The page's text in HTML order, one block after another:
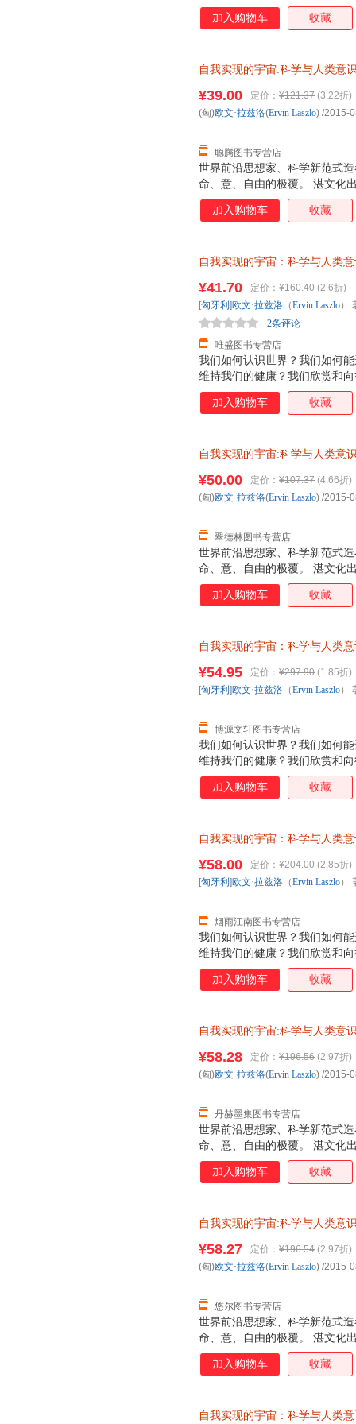
加入购物车 收藏
自我实现的宇宙:科学与人类意
世界前沿思想家、科学新范式
命、意、自由的极覆。 湛文化
¥39.00 定价： ¥121.37 (3.22折)
聪腾图书专营店
(匈)欧文·拉兹洛(Ervin Laszlo) /2015-
加入购物车 收藏
自我实现的宇宙：科学与人类
退换】
我们如何认识世界？我们如何
维持我们的健康？我们欣赏和
由？我们如何奋斗才能获得哲
科学”和创造了科学革命的激
互联系之时，我们发现科学在
改变我们的世界观，并改变我
提供来自于所有生命系统之间
¥41.70 定价： ¥160.40 (2.6折)
唯盛图书专营店
2条评论
[匈牙利 ]欧文·拉兹洛 （Ervin Laszlo）
加入购物车 收藏
自我实现的宇宙:科学与人类意
选购！
世界前沿思想家、科学新范式
命、意、自由的极覆。 湛文化
¥50.00 定价： ¥107.37 (4.66折)
翠德林图书专营店
(匈)欧文·拉兹洛(Ervin Laszlo) /2015-
加入购物车 收藏
自我实现的宇宙：科学与人类
退换】
我们如何认识世界？我们如何
维持我们的健康？我们欣赏和
由？我们如何奋斗才能获得哲
科学”和创造了科学革命的激
互联系之时，我们发现科学在
改变我们的世界观，并改变我
提供来自于所有生命系统之间
¥54.95 定价： ¥297.90 (1.85折)
博源文轩图书专营店
[匈牙利 ]欧文·拉兹洛 （Ervin Laszlo）
加入购物车 收藏
自我实现的宇宙：科学与人类
换】
我们如何认识世界？我们如何
维持我们的健康？我们欣赏和
由？我们如何奋斗才能获得哲
科学”和创造了科学革命的激
互联系之时，我们发现科学在
改变我们的世界观，并改变我
提供来自于所有生命系统之间
¥58.00 定价： ¥204.00 (2.85折)
烟雨江南图书专营店
[匈牙利 ]欧文·拉兹洛 （Ervin Laszlo）
加入购物车 收藏
自我实现的宇宙:科学与人类意
世界前沿思想家、科学新范式
命、意、自由的极覆。 湛文化
¥58.28 定价： ¥196.56 (2.97折)
丹赫墨集图书专营店
(匈)欧文·拉兹洛(Ervin Laszlo) /2015-
加入购物车 收藏
自我实现的宇宙:科学与人类意
世界前沿思想家、科学新范式
命、意、自由的极覆。 湛文化
¥58.27 定价： ¥196.54 (2.97折)
悠尔图书专营店
(匈)欧文·拉兹洛(Ervin Laszlo) /2015-
加入购物车 收藏
自我实现的宇宙：科学与人类